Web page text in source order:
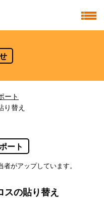
ート
替え
ート
がアップしています。
の貼り替え